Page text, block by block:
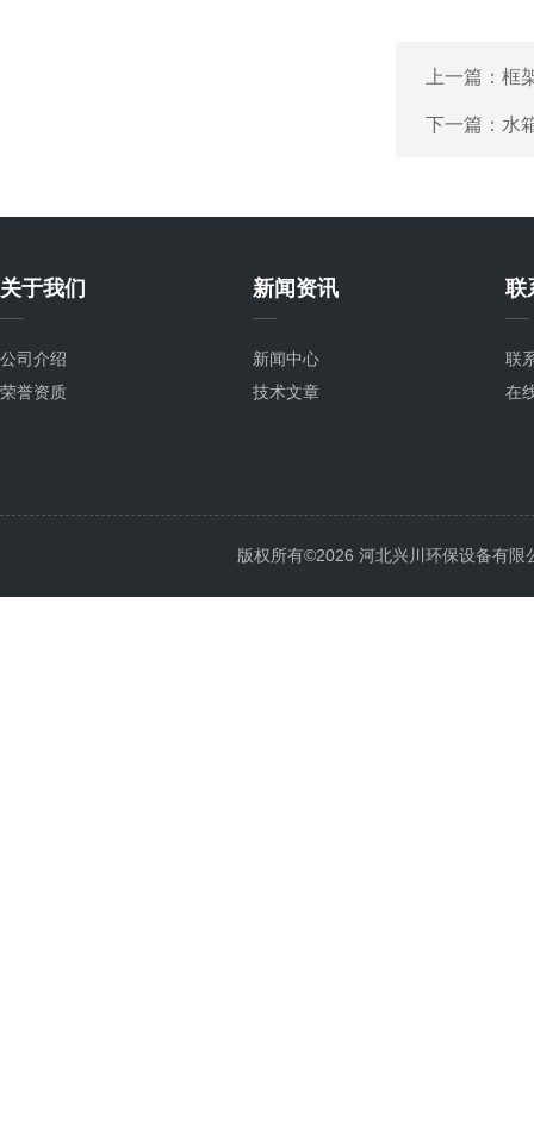
上一篇： 框
下一篇： 水
关于我们
公司介绍
荣誉资质
新闻资讯
新闻中心
技术文章
联
联
在
版权所有©2026 河北兴川环保设备有